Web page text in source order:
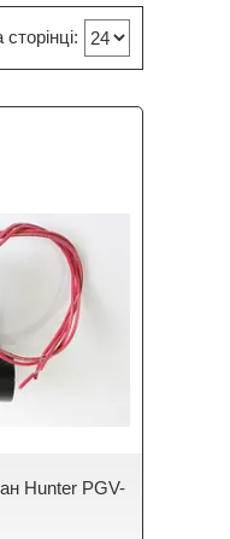
Hunter PGV-